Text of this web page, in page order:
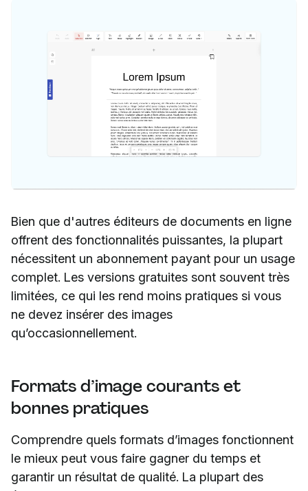
Bien que d'autres éditeurs de documents en ligne
offrent des fonctionnalités puissantes, la plupart
nécessitent un abonnement payant pour un usage
complet. Les versions gratuites sont souvent très
limitées, ce qui les rend moins pratiques si vous
ne devez insérer des images
qu’occasionnellement.
Formats d’image courants et
bonnes pratiques
Comprendre quels formats d’images fonctionnent
le mieux peut vous faire gagner du temps et
garantir un résultat de qualité. La plupart des